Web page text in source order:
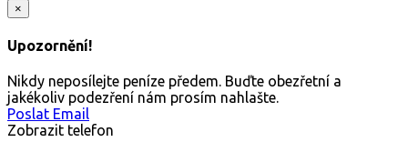
×
Upozornění!
Nikdy neposílejte peníze předem. Buďte obezřetní a
jakékoliv podezření nám prosím nahlašte.
Poslat Email
Zobrazit telefon